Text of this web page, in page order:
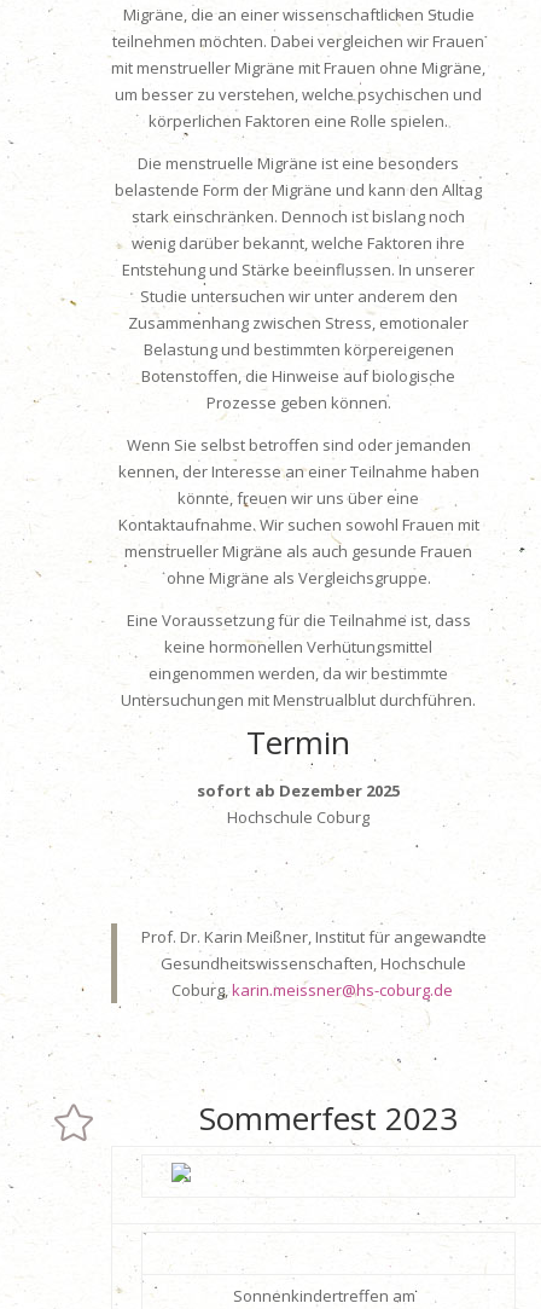
Migräne, die an einer wissenschaftlichen Studie
teilnehmen möchten. Dabei vergleichen wir Frauen
mit menstrueller Migräne mit Frauen ohne Migräne,
um besser zu verstehen, welche psychischen und
körperlichen Faktoren eine Rolle spielen.
Die menstruelle Migräne ist eine besonders
belastende Form der Migräne und kann den Alltag
stark einschränken. Dennoch ist bislang noch
wenig darüber bekannt, welche Faktoren ihre
Entstehung und Stärke beeinflussen. In unserer
Studie untersuchen wir unter anderem den
Zusammenhang zwischen Stress, emotionaler
Belastung und bestimmten körpereigenen
Botenstoffen, die Hinweise auf biologische
Prozesse geben können.
Wenn Sie selbst betroffen sind oder jemanden
kennen, der Interesse an einer Teilnahme haben
könnte, freuen wir uns über eine
Kontaktaufnahme. Wir suchen sowohl Frauen mit
menstrueller Migräne als auch gesunde Frauen
ohne Migräne als Vergleichsgruppe.
Eine Voraussetzung für die Teilnahme ist, dass
keine hormonellen Verhütungsmittel
eingenommen werden, da wir bestimmte
Untersuchungen mit Menstrualblut durchführen.
Termin
sofort ab Dezember 2025
Hochschule Coburg
Prof. Dr. Karin Meißner, Institut für angewandte
Gesundheitswissenschaften, Hochschule
Coburg,karin.meissner@hs-coburg.de
 Sommerfest 2023
Sonnenkindertreffen am